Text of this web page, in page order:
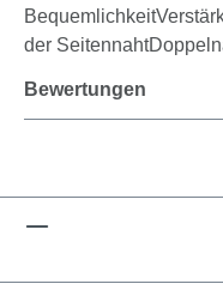
der
Bewertungen